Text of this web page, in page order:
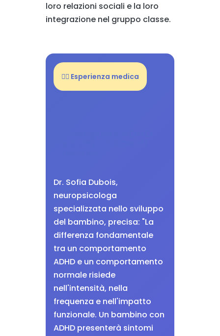
loro relazioni sociali e la loro
integrazione nel gruppo classe.
👨‍⚕️ Esperienza medica
Dr. Sofia Dubois,
neuropsicologa
specializzata nello sviluppo
del bambino, precisa: "La
differenza fondamentale
tra un comportamento
ADHD e un comportamento
normale risiede
nell'intensità, nella
frequenza e nell'impatto
funzionale. Un bambino con
ADHD presenterà sintomi